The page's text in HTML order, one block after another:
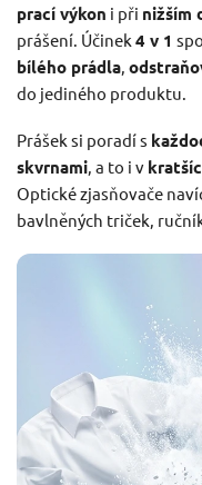
prací výkon i při nižším
prášení. Účinek 4 v 1
bílého prádla
do jediného produktu.
Prášek si poradí s
skvrnami , a to i v
Optické zjasňovače
bavlněných triček,